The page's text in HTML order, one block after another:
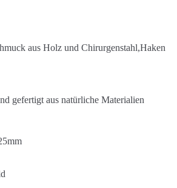
aus Holz und Chirurgenstahl,Haken
gefertigt aus natürliche Materialien